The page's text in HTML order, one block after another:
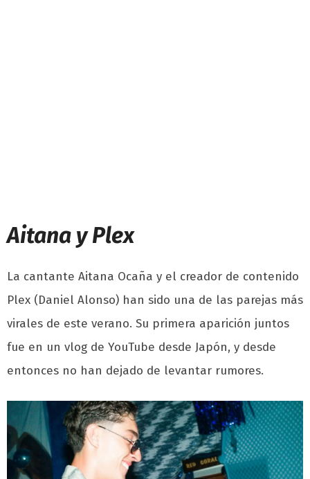
Aitana y Plex
La cantante Aitana Ocaña y el creador de contenido
Plex (Daniel Alonso) han sido una de las parejas más
virales de este verano. Su primera aparición juntos
fue en un vlog de YouTube desde Japón, y desde
entonces no han dejado de levantar rumores.